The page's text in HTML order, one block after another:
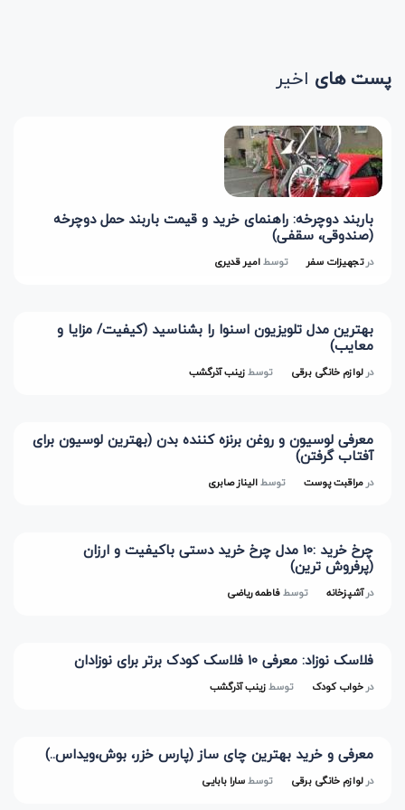
پست های اخیر
باربند دوچرخه: راهنمای خرید و قیمت باربند حمل دوچرخه
(صندوقی، سقفی)
درتجهیزات سفر توسطامیر قدیری
بهترین مدل تلویزیون اسنوا را بشناسید (کیفیت/ مزایا و
معایب)
درلوازم خانگی برقی توسطزینب آذرگشب
معرفی لوسیون و روغن برنزه کننده بدن (بهترین لوسیون برای
آفتاب گرفتن)
درمراقبت پوست توسطالیناز صابری
چرخ خرید :10 مدل چرخ خرید دستی باکیفیت و ارزان
(پرفروش ترین)
درآشپزخانه توسطفاطمه ریاضی
فلاسک نوزاد: معرفی 10 فلاسک کودک برتر برای نوزادان
درخواب کودک توسطزینب آذرگشب
معرفی و خرید بهترین چای ساز (پارس خزر، بوش،ویداس..)
درلوازم خانگی برقی توسطسارا بابایی